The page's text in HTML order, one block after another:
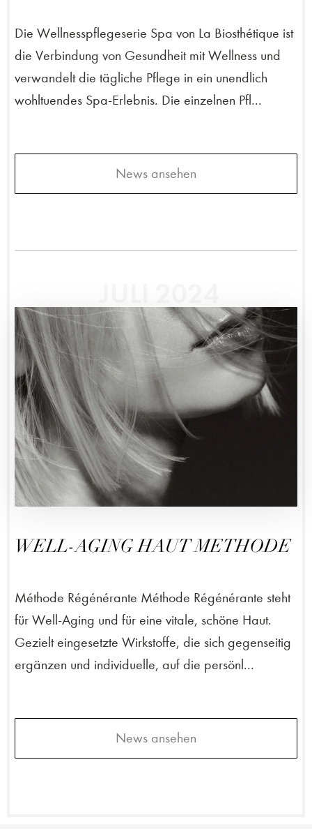
Die Wellnesspflegeserie Spa von La Biosthétique ist
die Verbindung von Gesundheit mit Wellness und
verwandelt die tägliche Pflege in ein unendlich
wohltuendes Spa-Erlebnis. Die einzelnen Pfl...
News ansehen
WELL-AGING HAUT METHODE
Méthode Régénérante Méthode Régénérante steht
für Well-Aging und für eine vitale, schöne Haut.
Gezielt eingesetzte Wirkstoffe, die sich gegenseitig
ergänzen und individuelle, auf die persönl...
News ansehen